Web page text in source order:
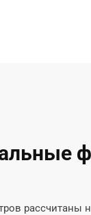
рассчитаны